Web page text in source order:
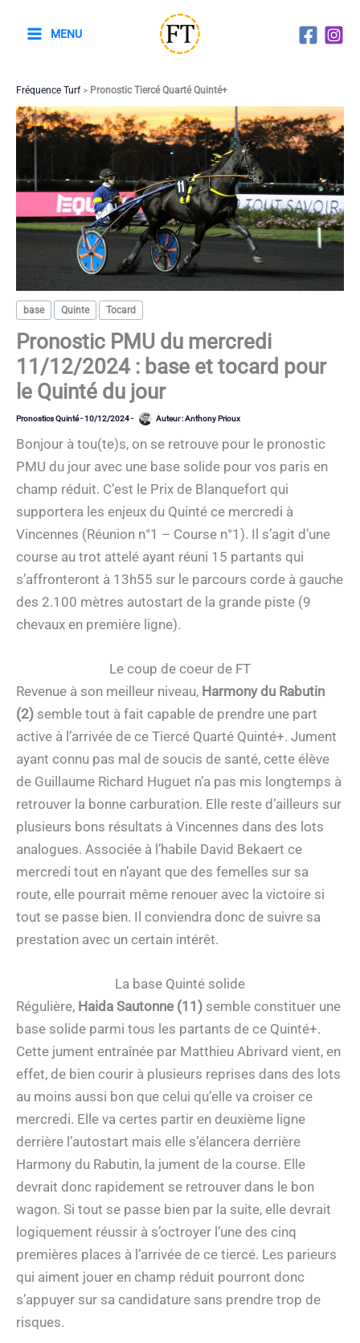
MENU
Fréquence Turf> Pronostic Tiercé Quarté Quinté+
base Quinte Tocard
Pronostic PMU du mercredi
11/12/2024 : base et tocard pour
le Quinté du jour
Pronostics Quinté-10/12/2024- Auteur :Anthony Prioux
Bonjour à tou(te)s, on se retrouve pour le pronostic
PMU du jour avec une base solide pour vos paris en
champ réduit. C’est le Prix de Blanquefort qui
supportera les enjeux du Quinté ce mercredi à
Vincennes (Réunion n°1 – Course n°1). Il s’agit d’une
course au trot attelé ayant réuni 15 partants qui
s’affronteront à 13h55 sur le parcours corde à gauche
des 2.100 mètres autostart de la grande piste (9
chevaux en première ligne).
Le coup de coeur de FT
Revenue à son meilleur niveau, Harmony du Rabutin
(2) semble tout à fait capable de prendre une part
active à l’arrivée de ce Tiercé Quarté Quinté+. Jument
ayant connu pas mal de soucis de santé, cette élève
de Guillaume Richard Huguet n’a pas mis longtemps à
retrouver la bonne carburation. Elle reste d’ailleurs sur
plusieurs bons résultats à Vincennes dans des lots
analogues. Associée à l’habile David Bekaert ce
mercredi tout en n’ayant que des femelles sur sa
route, elle pourrait même renouer avec la victoire si
tout se passe bien. Il conviendra donc de suivre sa
prestation avec un certain intérêt.
La base Quinté solide
Régulière, Haida Sautonne (11) semble constituer une
base solide parmi tous les partants de ce Quinté+.
Cette jument entraînée par Matthieu Abrivard vient, en
effet, de bien courir à plusieurs reprises dans des lots
au moins aussi bon que celui qu’elle va croiser ce
mercredi. Elle va certes partir en deuxième ligne
derrière l’autostart mais elle s’élancera derrière
Harmony du Rabutin, la jument de la course. Elle
devrait donc rapidement se retrouver dans le bon
wagon. Si tout se passe bien par la suite, elle devrait
logiquement réussir à s’octroyer l’une des cinq
premières places à l’arrivée de ce tiercé. Les parieurs
qui aiment jouer en champ réduit pourront donc
s’appuyer sur sa candidature sans prendre trop de
risques.